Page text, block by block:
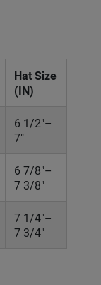
Hat Size
(IN)
6 1/2"–
7"
6 7/8"–
7 3/8"
7 1/4"–
7 3/4"